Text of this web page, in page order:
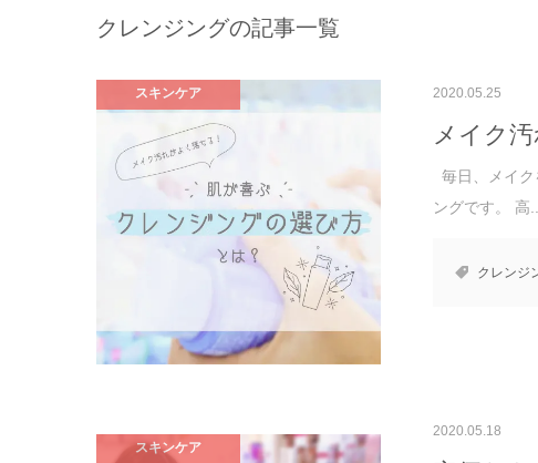
クレンジングの記事一覧
スキンケア 2020.05.25
メイク
毎日、メイ
ングです。 高...
クレンジ
スキンケア
2020.05.18